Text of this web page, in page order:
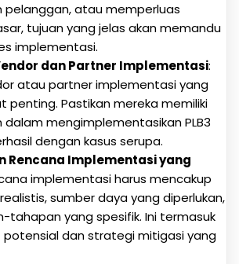
pelanggan, atau memperluas
tujuan yang jelas akan memandu
implementasi.
dan Partner Implementasi:
atau partner implementasi yang
penting. Pastikan mereka memiliki
mengimplementasikan PLB3
dengan kasus serupa.
Rencana Implementasi yang
implementasi harus mencakup
sumber daya yang diperlukan,
tahapan yang spesifik. Ini termasuk
potensial dan strategi mitigasi yang